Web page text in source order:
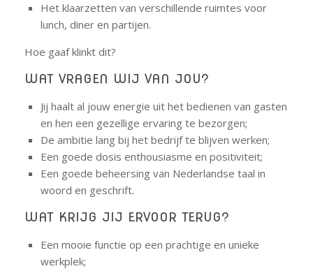
Het klaarzetten van verschillende ruimtes voor
lunch, diner en partijen.
Hoe gaaf klinkt dit?
WAT VRAGEN WIJ VAN JOU?
Jij haalt al jouw energie uit het bedienen van gasten
en hen een gezellige ervaring te bezorgen;
De ambitie lang bij het bedrijf te blijven werken;
Een goede dosis enthousiasme en positiviteit;
Een goede beheersing van Nederlandse taal in
woord en geschrift.
WAT KRIJG JIJ ERVOOR TERUG?
Een mooie functie op een prachtige en unieke
werkplek;